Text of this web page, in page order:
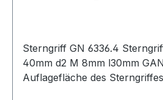
Sterngriff GN 6336.4
40mm d2 M 8mm l30mm
Auflagefläche des